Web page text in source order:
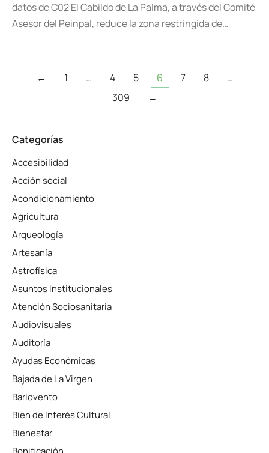
datos de C02 El Cabildo de La Palma, a través del Comité
Asesor del Peinpal, reduce la zona restringida de…
← 1 … 4 5 6 7 8
…
309
→
Categorías
Accesibilidad
Acción social
Acondicionamiento
Agricultura
Arqueología
Artesanía
Astrofísica
Asuntos Institucionales
Atención Sociosanitaria
Audiovisuales
Auditoría
Ayudas Económicas
Bajada de La Virgen
Barlovento
Bien de Interés Cultural
Bienestar